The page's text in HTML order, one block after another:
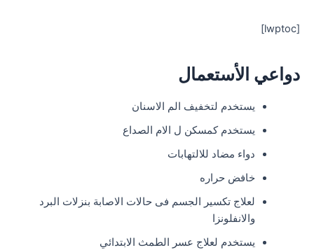
[lwptoc]
دواعي الأستعمال
يستخدم لتخفيف الم الاسنان
يستخدم كمسكن ل الام الصداع
دواء مضاد للالتهابات
خافض حراره
لعلاج تكسير الجسم فى حالات الاصابة بنزلات البرد
والانفلونزا
يستخدم لعلاج عسر الطمث الابتدائي